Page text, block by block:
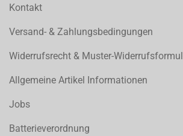
Kontakt
Versand- & Zahlungsbedingungen
Widerrufsrecht & Muster-
Allgemeine Artikel Informationen
Jobs
Batterieverordnung